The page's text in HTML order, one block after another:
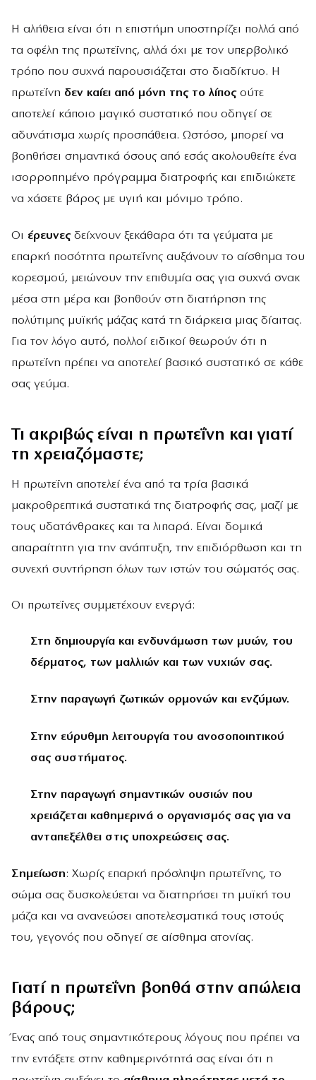
Η αλήθεια είναι ότι η επιστήμη υποστηρίζει πολλά από
τα οφέλη της πρωτεΐνης, αλλά όχι με τον υπερβολικό
τρόπο που συχνά παρουσιάζεται στο διαδίκτυο. Η
πρωτεΐνη δεν καίει από μόνη της το λίπος ούτε
αποτελεί κάποιο μαγικό συστατικό που οδηγεί σε
αδυνάτισμα χωρίς προσπάθεια. Ωστόσο, μπορεί να
βοηθήσει σημαντικά όσους από εσάς ακολουθείτε ένα
ισορροπημένο πρόγραμμα διατροφής και επιδιώκετε
να χάσετε βάρος με υγιή και μόνιμο τρόπο.
Οι έρευνες δείχνουν ξεκάθαρα ότι τα γεύματα με
επαρκή ποσότητα πρωτεΐνης αυξάνουν το αίσθημα του
κορεσμού, μειώνουν την επιθυμία σας για συχνά σνακ
μέσα στη μέρα και βοηθούν στη διατήρηση της
πολύτιμης μυϊκής μάζας κατά τη διάρκεια μιας δίαιτας.
Για τον λόγο αυτό, πολλοί ειδικοί θεωρούν ότι η
πρωτεΐνη πρέπει να αποτελεί βασικό συστατικό σε κάθε
σας γεύμα.
Τι ακριβώς είναι η πρωτεΐνη και γιατί
τη χρειαζόμαστε;
Η πρωτεΐνη αποτελεί ένα από τα τρία βασικά
μακροθρεπτικά συστατικά της διατροφής σας, μαζί με
τους υδατάνθρακες και τα λιπαρά. Είναι δομικά
απαραίτητη για την ανάπτυξη, την επιδιόρθωση και τη
συνεχή συντήρηση όλων των ιστών του σώματός σας.
Οι πρωτεΐνες συμμετέχουν ενεργά:
Στη δημιουργία και ενδυνάμωση των μυών, του
δέρματος, των μαλλιών και των νυχιών σας.
Στην παραγωγή ζωτικών ορμονών και ενζύμων.
Στην εύρυθμη λειτουργία του ανοσοποιητικού
σας συστήματος.
Στην παραγωγή σημαντικών ουσιών που
χρειάζεται καθημερινά ο οργανισμός σας για να
ανταπεξέλθει στις υποχρεώσεις σας.
Σημείωση: Χωρίς επαρκή πρόσληψη πρωτεΐνης, το
σώμα σας δυσκολεύεται να διατηρήσει τη μυϊκή του
μάζα και να ανανεώσει αποτελεσματικά τους ιστούς
του, γεγονός που οδηγεί σε αίσθημα ατονίας.
Γιατί η πρωτεΐνη βοηθά στην απώλεια
βάρους;
Ένας από τους σημαντικότερους λόγους που πρέπει να
την εντάξετε στην καθημερινότητά σας είναι ότι η